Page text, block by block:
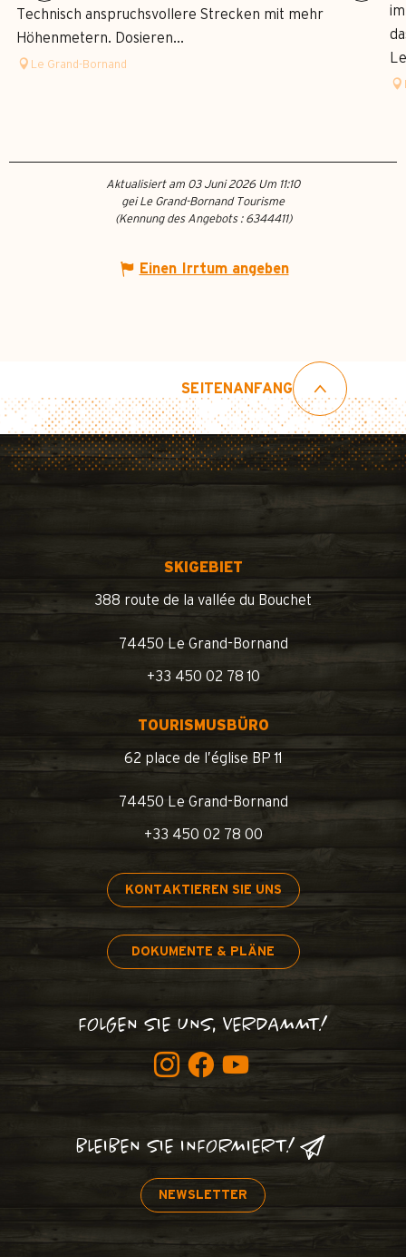
Technisch anspruchsvollere Strecken mit mehr
Höhenmetern. Dosieren...
Le Grand-Bornand
Aktualisiert am 03 Juni 2026 Um 11:10
gei Le Grand-Bornand Tourisme
(Kennung des Angebots : 6344411)
Einen Irrtum angeben
SEITENANFANG
SKIGEBIET
388 route de la vallée du Bouchet
74450 Le Grand-Bornand
+33 450 02 78 10
TOURISMUSBÜRO
62 place de l’église BP 11
74450 Le Grand-Bornand
+33 450 02 78 00
KONTAKTIEREN SIE UNS
DOKUMENTE & PLÄNE
FOLGEN SIE UNS, VERDAMMT!
BLEIBEN SIE INFORMIERT!
NEWSLETTER